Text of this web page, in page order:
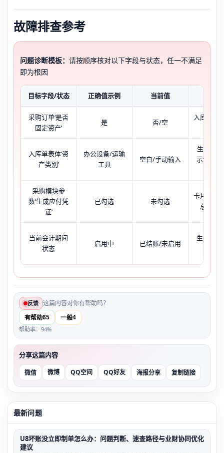
故障排查参考
问题诊断模板： 请按顺序核对以下字段与状态，任一不满足
即为根因
目标字段/状态 正确值示例 当前值
采购订单‘是否
固定资产’
是 否/空
入库单无
入库单表体‘资
产类别’
办公设备/运输
工具
空白/手动输入
生成卡
示‘无符
采购模块参
数‘生成应付凭
证’
已勾选 未勾选
卡片生成
总账无
当前会计期间
状态
启用中 已结账/未启用
生成操作
反馈 这篇内容对你有帮助吗？
有帮助65 一般4
帮助率：94%
分享这篇内容
微信 微博 QQ空间 QQ好友 海报分享 复制链接
最新问题
U8坏账没立即制单怎么办：问题判断、速查路径与业财协同优化
建议